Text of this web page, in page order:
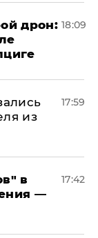
дрон: 18:09
из
17:59
в
—
17:42